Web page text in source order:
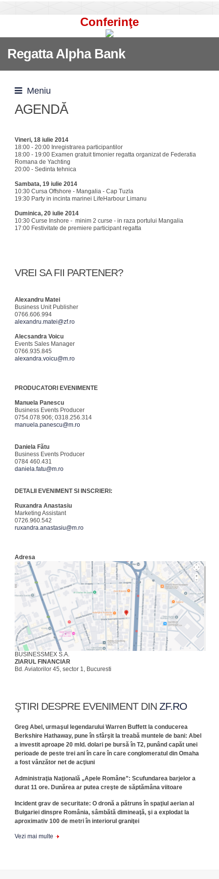
Conferinţe
Regatta Alpha Bank
Meniu
AGENDĂ
Vineri, 18 iulie 2014
18:00 - 20:00 Inregistrarea participantilor
18:00 - 19:00 Examen gratuit timonier regatta organizat de Federatia
Romana de Yachting
20:00 - Sedinta tehnica
Sambata, 19 iulie 2014
10:30 Cursa Offshore - Mangalia - Cap Tuzla
19:30 Party in incinta marinei LifeHarbour Limanu
Duminica, 20 iulie 2014
10:30 Curse Inshore - minim 2 curse - in raza portului Mangalia
17:00 Festivitate de premiere participant regatta
VREI SA FII PARTENER?
Alexandru Matei
Business Unit Publisher
0766.606.994
alexandru.matei@zf.ro
Alecsandra Voicu
Events Sales Manager
0766.935.845
alexandra.voicu@m.ro
PRODUCATORI EVENIMENTE
Manuela Panescu
Business Events Producer
0754.078.906; 0318.256.314
manuela.panescu@m.ro
Daniela Fătu
Business Events Producer
0784 460.431
daniela.fatu@m.ro
DETALII EVENIMENT SI INSCRIERI:
Ruxandra Anastasiu
Marketing Assistant
0726.960.542
ruxandra.anastasiu@m.ro
Adresa
BUSINESSMEX S.A.
ZIARUL FINANCIAR
Bd. Aviatorilor 45, sector 1, Bucuresti
ŞTIRI DESPRE EVENIMENT DIN ZF.RO
Greg Abel, urmaşul legendarului Warren Buffett la conducerea
Berkshire Hathaway, pune în sfârşit la treabă muntele de bani: Abel
a investit aproape 20 mld. dolari pe bursă în T2, punând capăt unei
perioade de peste trei ani în care în care conglomeratul din Omaha
a fost vânzător net de acţiuni
Administraţia Naţională „Apele Române”: Scufundarea barjelor a
durat 11 ore. Dunărea ar putea creşte de săptămâna viitoare
Incident grav de securitate: O dronă a pătruns în spaţiul aerian al
Bulgariei dinspre România, sâmbătă dimineaţă, şi a explodat la
aproximativ 100 de metri în interiorul graniţei
Vezi mai multe